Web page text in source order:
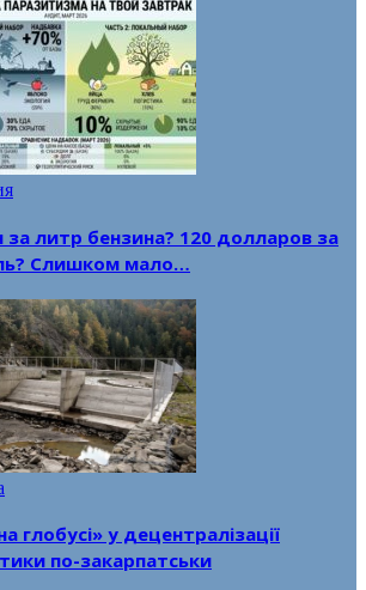
за литр бензина? 120 долларов за
Слишком мало…
глобусі» у децентралізації
по-закарпатськи